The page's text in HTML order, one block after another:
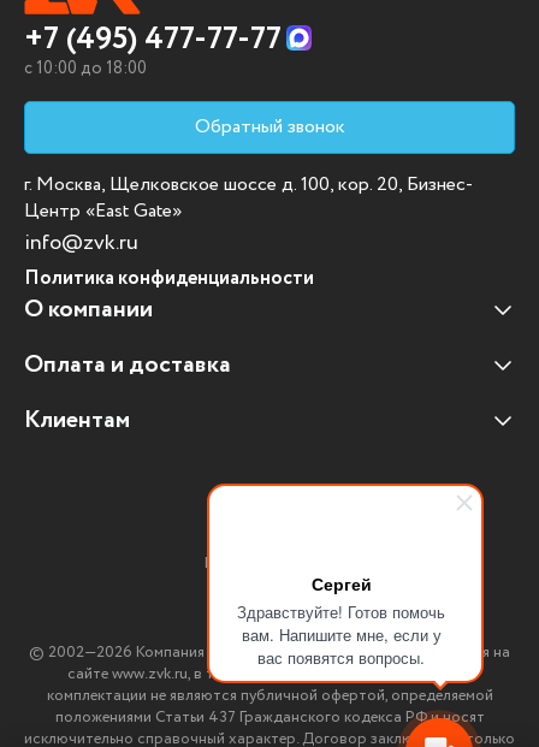
Сергей
Здравствуйте! Готов помочь
вам. Напишите мне, если у
вас появятся вопросы.
+7 (495) 477-77-77
c 10:00 до 18:00
Обратный звонок
г. Москва, Щелковское шоссе д. 100, кор. 20, Бизнес-
Центр «East Gate»
info@zvk.ru
Политика конфиденциальности
О компании
Наши клиенты
Отзывы клиентов
Оплата и доставка
Оплата и доставка
Клиентам
Мультимедийное оборудование
Импортозамещение ПО
© 2002—2026 Компания ЗВК. *Вся информация, опубликованная на
сайте www.zvk.ru, в т.ч. цены, описания, характеристики и
комплектации не являются публичной офертой, определяемой
положениями Статьи 437 Гражданского кодекса РФ и носят
исключительно справочный характер. Договор заключается только
Присоединяйтесь: